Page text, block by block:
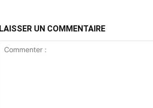
LAISSER UN COMMENTAIRE